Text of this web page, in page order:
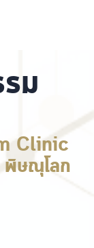
ม
Clinic
พิษณุโลก